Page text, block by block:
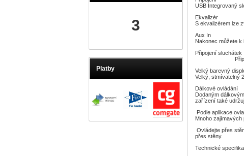
3
Platby
USB Integrovaný
Ekvalizér
S ekvalizérem lze
Aux In
Nakonec můžete k
Připojení
Velký barevný
Velký, stmívatelný
Dálkové ovládání
Dodaným
zařízení také
Podle aplikace
Mnoho zajímavých
Ovládejte přes
přes stěny.
Technické